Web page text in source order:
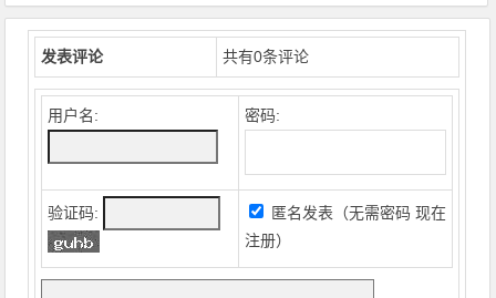
发表评论 共有0条评论
用户名: 密码:
验证码: 匿名发表（无需密码现在
注册）